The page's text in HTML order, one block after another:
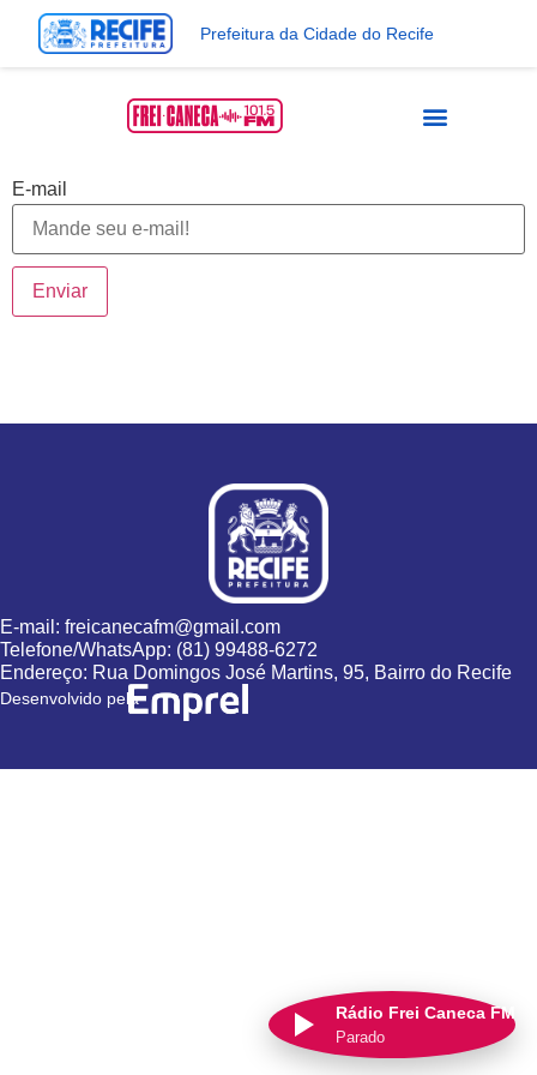
Prefeitura da Cidade do Recife
E-mail
Enviar
Rádio Frei Caneca FM
Parado
E-mail: freicanecafm@gmail.com
Telefone/WhatsApp: (81) 99488-6272
Endereço: Rua Domingos José Martins, 95, Bairro do Recife
Desenvolvido pela